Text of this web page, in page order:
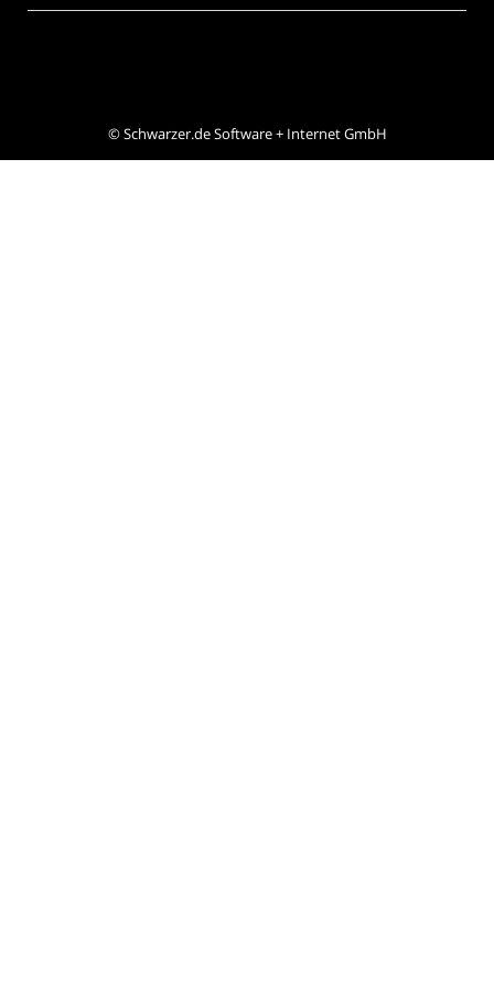
©Schwarzer.de Software + Internet GmbH